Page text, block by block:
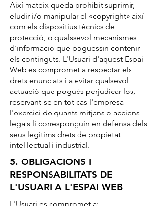
Així mateix queda prohibit suprimir,
eludir i/o manipular el «copyright» així
com els dispositius tècnics de
protecció, o qualssevol mecanismes
d'informació que poguessin contenir
els continguts. L'Usuari d'aquest Espai
Web es compromet a respectar els
drets enunciats i a evitar qualsevol
actuació que pogués perjudicar-los,
reservant-se en tot cas l'empresa
l'exercici de quants mitjans o accions
legals li corresponguin en defensa dels
seus legítims drets de propietat
intel·lectual i industrial.
5. OBLIGACIONS I
RESPONSABILITATS DE
L'USUARI A L'ESPAI WEB
L'Usuari es compromet a: